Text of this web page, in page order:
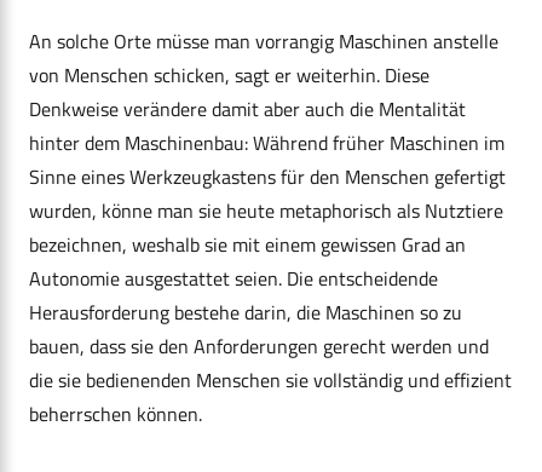
An solche Orte müsse man vorrangig Maschinen anstelle
von Menschen schicken, sagt er weiterhin. Diese
Denkweise verändere damit aber auch die Mentalität
hinter dem Maschinenbau: Während früher Maschinen im
Sinne eines Werkzeugkastens für den Menschen gefertigt
wurden, könne man sie heute metaphorisch als Nutztiere
bezeichnen, weshalb sie mit einem gewissen Grad an
Autonomie ausgestattet seien. Die entscheidende
Herausforderung bestehe darin, die Maschinen so zu
bauen, dass sie den Anforderungen gerecht werden und
die sie bedienenden Menschen sie vollständig und effizient
beherrschen können.